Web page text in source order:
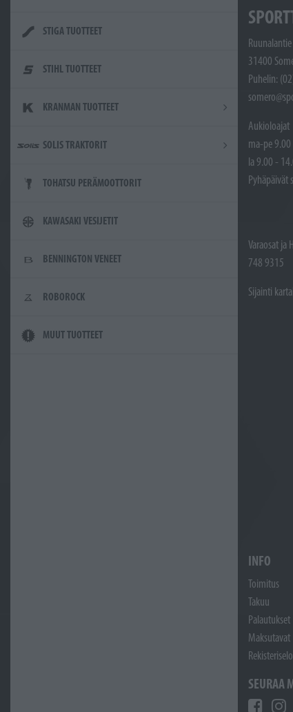
STIGA TUOTTEET
STIHL TUOTTEET
KRANMAN TUOTTEET
SOLIS TRAKTORIT
TOHATSU PERÄMOOTTORIT
KAWASAKI VESIJETIT
BENNINGTON VENEET
ROBOROCK
MUUT TUOTTEET
31400
Puhelin:
Aukioloajat
ma-pe
la 9.00 -
Pyhäpäivät
Varaosat ja
748 9315
Sijainti
INFO
Toimitus
Takuu
Palautukset
Maksutavat
SEURAA